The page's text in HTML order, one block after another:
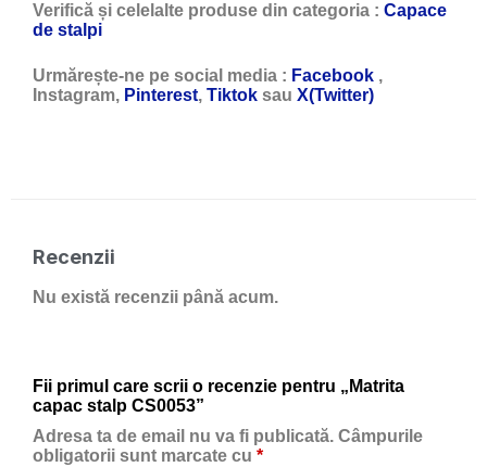
Verifică și celelalte produse din categoria : Capace
de stalpi
Urmărește-ne pe social media : Facebook ,
Instagram, Pinterest, Tiktok sau X(Twitter)
Recenzii
Nu există recenzii până acum.
Fii primul care scrii o recenzie pentru „Matrita
capac stalp CS0053”
Adresa ta de email nu va fi publicată. Câmpurile
obligatorii sunt marcate cu *